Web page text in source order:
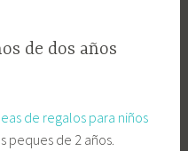
de dos años
de regalos para niños
peques de 2 años.